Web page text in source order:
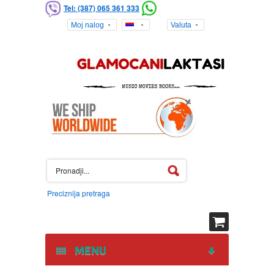
Tel: (387) 065 361 333
Moj nalog Valuta
Preciznija pretraga
MENU